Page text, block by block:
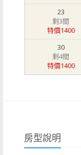
23
剩3間
特價1400
30
剩4間
特價1400
房型說明